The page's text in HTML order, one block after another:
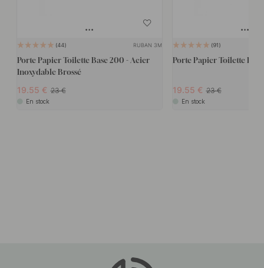
44 RUBAN 3M
Porte Papier Toilette Base 200 - Acier
Inoxydable Brossé
19.55 23
En stock
91
Porte Papier Toilette
19.55 23
En stock